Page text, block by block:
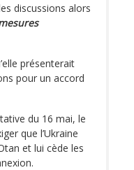
discussions alors
présenterait
pour un accord
du 16 mai, le
que l’Ukraine
et lui cède les